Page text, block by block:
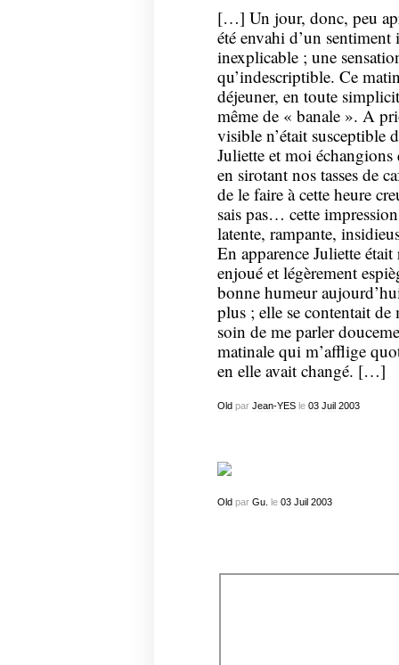
[…] Un jour, donc, peu
été envahi d’un
inexplicable ; une
qu’indescriptible. Ce
déjeuner, en toute
même de « banale ». A
visible n’était susceptible
Juliette et moi
en sirotant nos tasses de
de le faire à cette heure
sais pas… cette
latente, rampante,
En apparence Juliette
enjoué et légèrement
bonne humeur
plus ; elle se contentait de
soin de me parler
matinale qui m’afflige
en elle avait changé. […]
Oldpar Jean-YESle 03 Juil 2003
Oldpar Gu. le 03 Juil 2003